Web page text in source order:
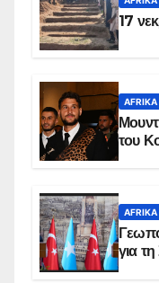
17
AFRIKA
του
AFRIKA
για